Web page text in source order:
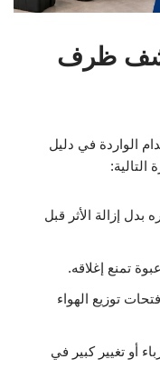
ظرف
الواردة في دليل
التالية:
إزالة الأثر قبل
تمنع إغلاقه.
توزيع الهواء
أو تغيير كبير في